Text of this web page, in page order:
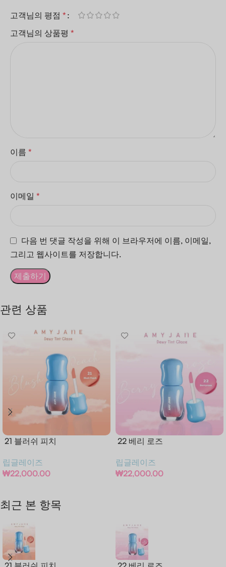
고객님의 평점 *
고객님의 상품평 *
이름 *
이메일 *
다음 번 댓글 작성을 위해 이 브라우저에 이름, 이메일,
그리고 웹사이트를 저장합니다.
관련 상품
21 블러쉬 피치
립글레이즈
₩22,000.00
22 베리 로즈
립글레이즈
₩22,000.00
최근 본 항목